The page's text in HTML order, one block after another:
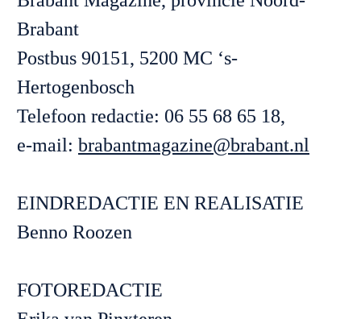
Brabant
Postbus 90151, 5200 MC ‘s-
Hertogenbosch
Telefoon redactie: 06 55 68 65 18,
e-mail: brabantmagazine@brabant.nl
EINDREDACTIE EN REALISATIE
Benno Roozen
FOTOREDACTIE